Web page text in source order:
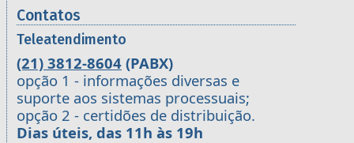
Contatos
Teleatendimento
(21) 3812-8604 (PABX)
opção 1 - informações diversas e
suporte aos sistemas processuais;
opção 2 - certidões de distribuição.
Dias úteis, das 11h às 19h